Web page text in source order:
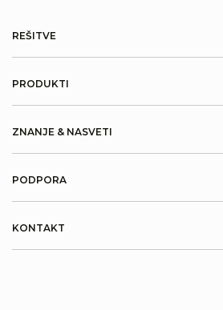
REŠITVE
PRODUKTI
ZNANJE & NASVETI
PODPORA
KONTAKT